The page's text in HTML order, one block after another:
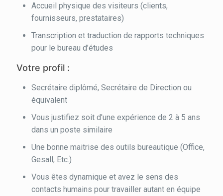
Accueil physique des visiteurs (clients,
fournisseurs, prestataires)
Transcription et traduction de rapports techniques
pour le bureau d’études
Votre profil :
Secrétaire diplômé, Secrétaire de Direction ou
équivalent
Vous justifiez soit d'une expérience de 2 à 5 ans
dans un poste similaire
Une bonne maitrise des outils bureautique (Office,
Gesall, Etc.)
Vous êtes dynamique et avez le sens des
contacts humains pour travailler autant en équipe